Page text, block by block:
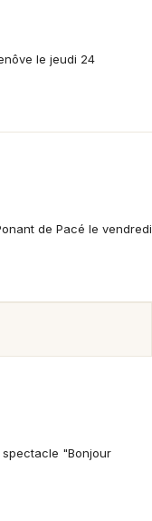
le jeudi 24
de Pacé le vendredi
"Bonjour